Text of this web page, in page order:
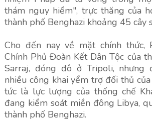
thám nguy hiểm", trực thăng của
thành phố Benghazi khoảng 45 cây
Cho đến nay về mặt chính thức,
Chính Phủ Đoàn Kết Dân Tộc của
Sarraj, đóng đô ở Tripoli, nhưng
nhiều công khai yểm trợ đối thủ
tức là lực lượng của thống chế
đang kiểm soát miền đông Libya,
thành phố Benghazi.